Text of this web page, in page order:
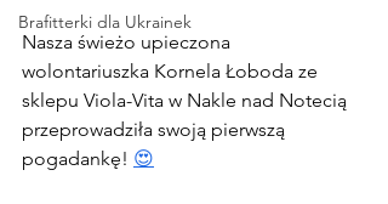
Brafitterki dla Ukrainek
Nasza świeżo upieczona
wolontariuszka Kornela Łoboda ze
sklepu Viola-Vita w Nakle nad Notecią
przeprowadziła swoją pierwszą
pogadankę! 😍